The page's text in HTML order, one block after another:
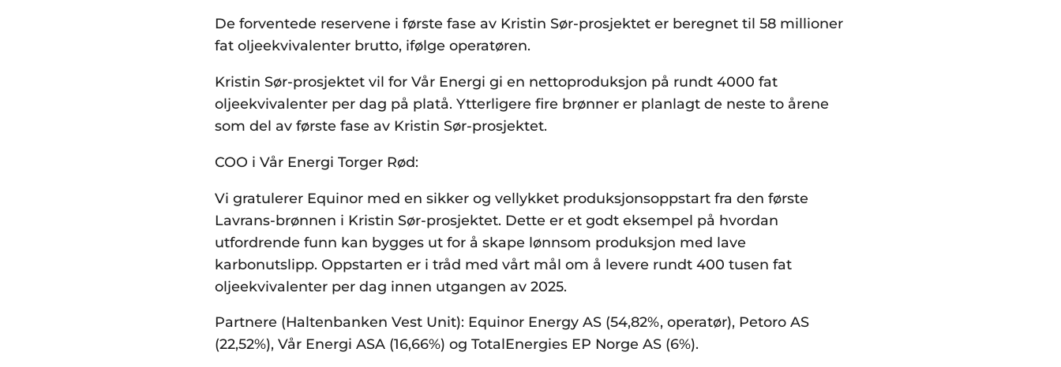
De forventede reservene i første fase av Kristin Sør-prosjektet er beregnet til 58 millioner
fat oljeekvivalenter brutto, ifølge operatøren.
Kristin Sør-prosjektet vil for Vår Energi gi en nettoproduksjon på rundt 4000 fat
oljeekvivalenter per dag på platå. Ytterligere fire brønner er planlagt de neste to årene
som del av første fase av Kristin Sør-prosjektet.
COO i Vår Energi Torger Rød:
Vi gratulerer Equinor med en sikker og vellykket produksjonsoppstart fra den første
Lavrans-brønnen i Kristin Sør-prosjektet. Dette er et godt eksempel på hvordan
utfordrende funn kan bygges ut for å skape lønnsom produksjon med lave
karbonutslipp. Oppstarten er i tråd med vårt mål om å levere rundt 400 tusen fat
oljeekvivalenter per dag innen utgangen av 2025.
Partnere (Haltenbanken Vest Unit): Equinor Energy AS (54,82%, operatør), Petoro AS
(22,52%), Vår Energi ASA (16,66%) og TotalEnergies EP Norge AS (6%).